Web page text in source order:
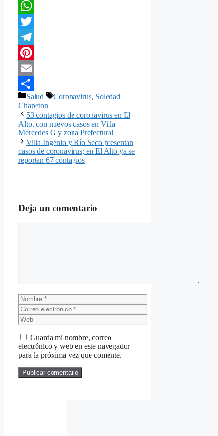
Facebook
WhatsApp
Twitter
Telegram
Pinterest
Email
Compartir
Categorías
Salud Etiquetas
Coronavirus, Soledad
Chapeton
53 contagios de coronavirus en El
Alto, con nuevos casos en Villa
Mercedes G y zona Prefectural
Villa Ingenio y Río Seco presentan
casos de coronavirus; en El Alto ya se
reportan 67 contagios
Deja un comentario
Nombre
Correo
electrónico
Web
Guarda mi nombre, correo
electrónico y web en este navegador
para la próxima vez que comente.